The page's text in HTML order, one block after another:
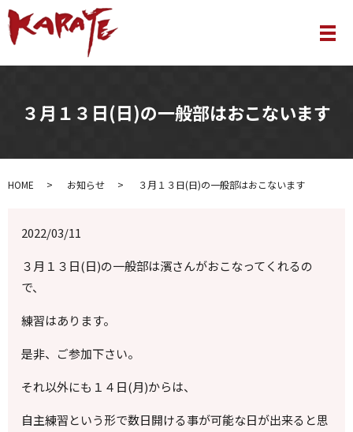
メ
３月１３日(日)の一般部はおこないます
HOME お知らせ ３月１３日(日)の一般部はおこないます
2022/03/11
３月１３日(日)の一般部は濱さんがおこなってくれるの
で、
練習はあります。
是非、ご参加下さい。
それ以外にも１４日(月)からは、
自主練習という形で数日開ける事が可能な日が出来ると思